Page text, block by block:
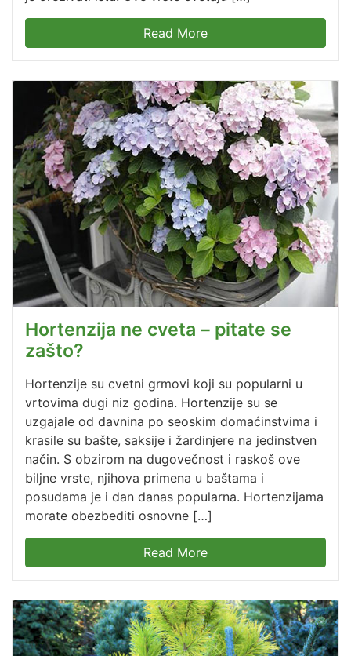
Read More
Hortenzija ne cveta – pitate se
zašto?
Hortenzije su cvetni grmovi koji su popularni u
vrtovima dugi niz godina. Hortenzije su se
uzgajale od davnina po seoskim domaćinstvima i
krasile su bašte, saksije i žardinjere na jedinstven
način. S obzirom na dugovečnost i raskoš ove
biljne vrste, njihova primena u baštama i
posudama je i dan danas popularna. Hortenzijama
morate obezbediti osnovne […]
Read More